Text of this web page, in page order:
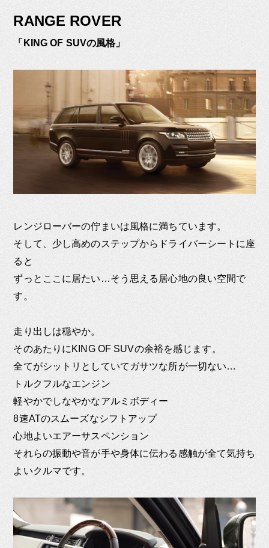
RANGE ROVER
「KING OF SUVの風格」
レンジローバーの佇まいは風格に満ちています。
そして、少し高めのステップからドライバーシートに座
ると
ずっとここに居たい…そう思える居心地の良い空間で
す。
走り出しは穏やか。
そのあたりにKING OF SUVの余裕を感じます。
全てがシットリとしていてガサツな所が一切ない…
トルクフルなエンジン
軽やかでしなやかなアルミボディー
8速ATのスムーズなシフトアップ
心地よいエアーサスペンション
それらの振動や音が手や身体に伝わる感触が全て気持ち
よいクルマです。